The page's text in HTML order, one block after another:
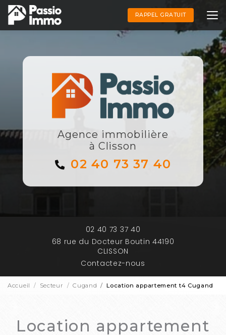
Aller
au
contenu
principal
RAPPEL GRATUIT
Agence immobilière
à Clisson
02 40 73 37 40
02 40 73 37 40
68 rue du Docteur Boutin 44190
CLISSON
Contactez-nous
Accueil Secteur Cugand Location appartement t4 Cugand
Location appartement